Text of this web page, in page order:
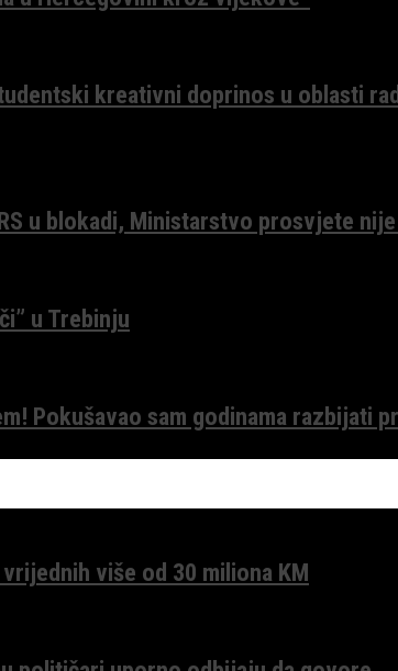
kreativni doprinos u oblasti
u blokadi, Ministarstvo prosvjete nije
u Trebinju
Pokušavao sam godinama razbijati
više od 30 miliona KM